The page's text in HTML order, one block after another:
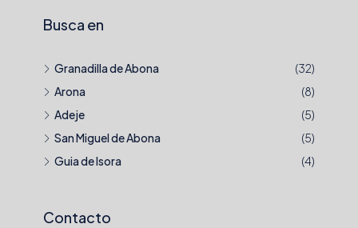
Busca en
Granadilla de Abona
(32)
Arona
(8)
Adeje
(5)
San Miguel de Abona
(5)
Guia de Isora
(4)
Contacto